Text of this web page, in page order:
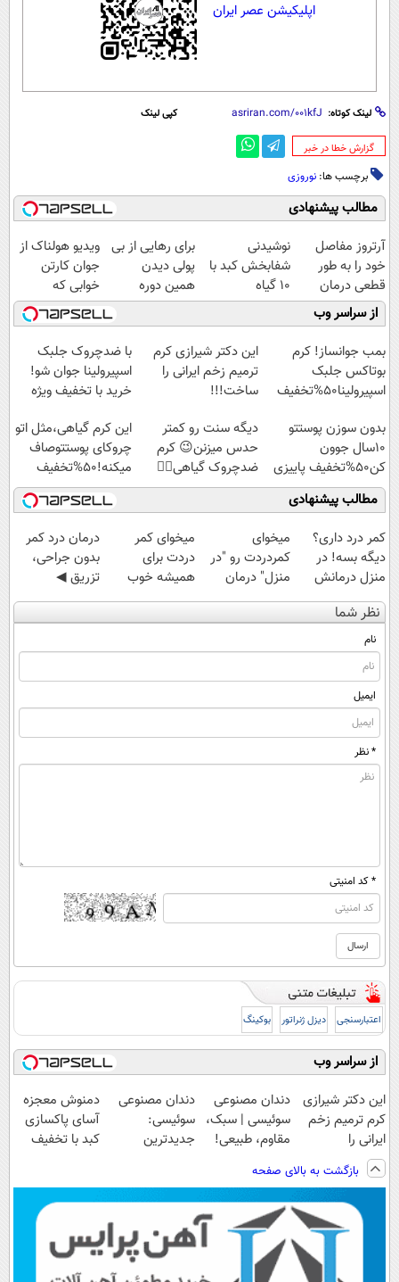
اپلیکیشن عصر ایران
لینک کوتاه: کپی لینک
‌گزارش خطا در خبر
برچسب ها: نوروزی
مطالب پیشنهادی
آرتروز مفاصل
خود را به طور
قطعی درمان
کنید!
◗پرسش‌نامه◖
نوشیدنی
شفابخش کبد با
10 گیاه
موثر(تخفیف تا
امشب)
برای رهایی از بی
پولی دیدن
همین دوره
رایگان کافیه!
(شمارتو وارد کن)
ویدیو هولناک از
جوان کارتن
خوابی که
میلیاردر شد.
آموزش رایگان
از سراسر وب
بمب جوانساز! کرم
بوتاکس جلبک
اسپیرولینا50%تخفیف
این دکتر شیرازی کرم
ترمیم زخم ایرانی را
ساخت!!!
با ضدچروک جلبک
اسپیرولینا جوان شو!
خرید با تخفیف ویژه
بدون سوزن پوستتو
10سال جوون
کن50%تخفیف پاییزی
دیگه سنت رو کمتر
حدس میزنن😉 کرم
ضدچروک گیاهی👈🏻
45%تخفیف
این کرم گیاهی،مثل اتو
چروکای پوستتوصاف
میکنه!50%تخفیف
مطالب پیشنهادی
کمر درد داری؟
دیگه بسه! در
منزل درمانش
کن
(◀پرسش‌نامه)
میخوای
کمردردت رو "در
منزل" درمان
کنی؟ (◂فیلم +
◂پرسش‌نامه)
میخوای کمر
دردت برای
همیشه خوب
شه؟ ◀
پرسش‌نامه رو پر
درمان درد کمر
بدون جراحی،
تزریق ◀
پرسش‌نامه رو پر
کن ▶
نظر شما
نام
ایمیل
* نظر
* کد امنیتی
اعتبارسنجی دیزل ژنراتور بوکینگ
از سراسر وب
این دکتر شیرازی
کرم ترمیم زخم
ایرانی را
ساخت!!!
دندان مصنوعی
سوئیسی | سبک،
مقاوم، طبیعی!
رایگان+پرداخت
اقساطی😍
دندان مصنوعی
سوئیسی:
جدیدترین
پرداخت قسطی
دمنوش معجزه
آسای پاکسازی
کبد با تخفیف
بازگشت به بالای صفحه